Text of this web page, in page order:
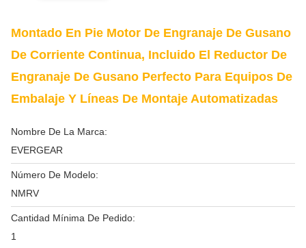
Montado En Pie Motor De Engranaje De Gusano
De Corriente Continua, Incluido El Reductor De
Engranaje De Gusano Perfecto Para Equipos De
Embalaje Y Líneas De Montaje Automatizadas
Nombre De La Marca:
EVERGEAR
Número De Modelo:
NMRV
Cantidad Mínima De Pedido:
1